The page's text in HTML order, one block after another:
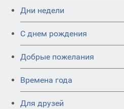
Дни недели
C днем рождения
Добрые пожелания
Времена года
Для друзей